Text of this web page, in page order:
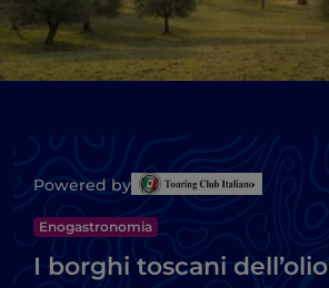
Powered by
Enogastronomia
I borghi toscani dell’olio